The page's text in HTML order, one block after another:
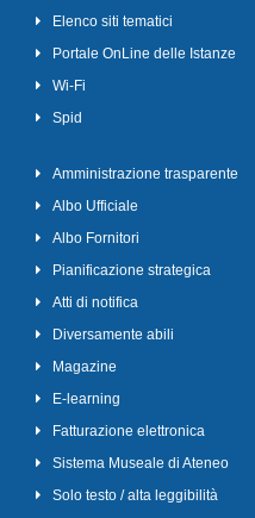
Elenco siti tematici
Portale OnLine delle Istanze
Wi-Fi
Spid
Amministrazione trasparente
Albo Ufficiale
Albo Fornitori
Pianificazione strategica
Atti di notifica
Diversamente abili
Magazine
E-learning
Fatturazione elettronica
Sistema Museale di Ateneo
Solo testo / alta leggibilità